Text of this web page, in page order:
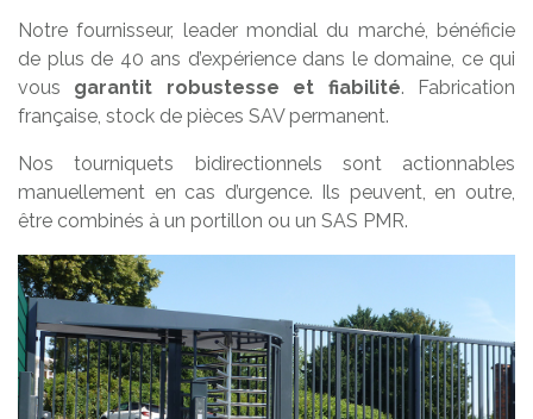
Notre fournisseur, leader mondial du marché, bénéficie
de plus de 40 ans d’expérience dans le domaine, ce qui
vous garantit robustesse et fiabilité. Fabrication
française, stock de pièces SAV permanent.
Nos tourniquets bidirectionnels sont actionnables
manuellement en cas d’urgence. Ils peuvent, en outre,
être combinés à un portillon ou un SAS PMR.